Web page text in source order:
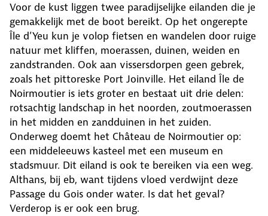
Voor de kust liggen twee paradijselijke eilanden die je
gemakkelijk met de boot bereikt. Op het ongerepte
Île d’Yeu kun je volop fietsen en wandelen door ruige
natuur met kliffen, moerassen, duinen, weiden en
zandstranden. Ook aan vissersdorpen geen gebrek,
zoals het pittoreske Port Joinville. Het eiland Île de
Noirmoutier is iets groter en bestaat uit drie delen:
rotsachtig landschap in het noorden, zoutmoerassen
in het midden en zandduinen in het zuiden.
Onderweg doemt het Château de Noirmoutier op:
een middeleeuws kasteel met een museum en
stadsmuur. Dit eiland is ook te bereiken via een weg.
Althans, bij eb, want tijdens vloed verdwijnt deze
Passage du Gois onder water. Is dat het geval?
Verderop is er ook een brug.